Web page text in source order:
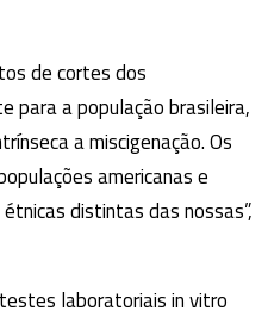
de cortes dos
para a população brasileira,
a miscigenação. Os
americanas e
distintas das nossas”,
laboratoriais in vitro